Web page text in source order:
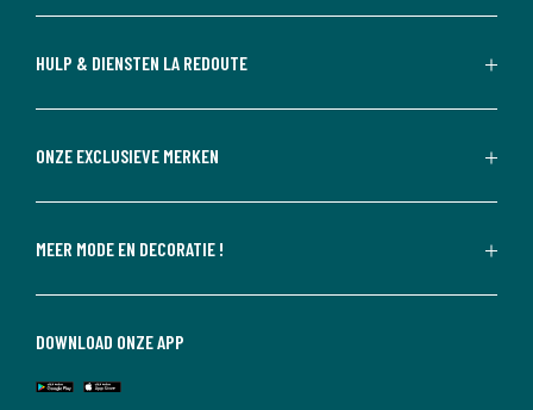
HULP & DIENSTEN LA REDOUTE
ONZE EXCLUSIEVE MERKEN
MEER MODE EN DECORATIE !
DOWNLOAD ONZE APP